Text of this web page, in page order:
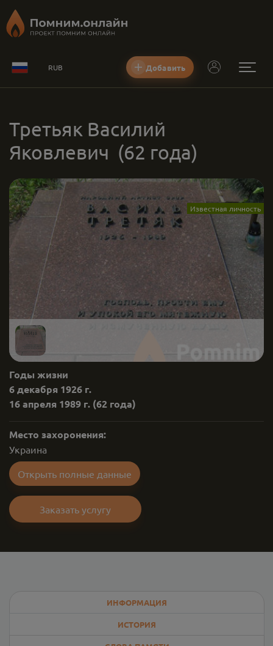
RUB Добавить
Третьяк Василий
Яковлевич (62 года)
Известная личность
Годы жизни
6 декабря 1926 г.
16 апреля 1989 г. (62 года)
Место захоронения:
Украина
Открыть полные данные
Заказать услугу
ИНФОРМАЦИЯ
ИСТОРИЯ